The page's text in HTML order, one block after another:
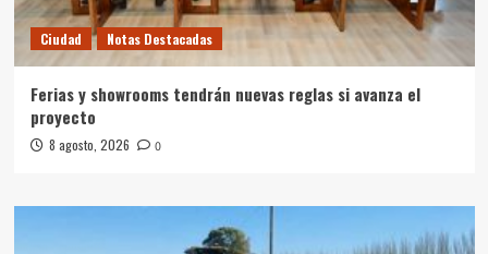
Ciudad Notas Destacadas
Ferias y showrooms tendrán nuevas reglas si avanza el
proyecto
8 agosto, 2026 0